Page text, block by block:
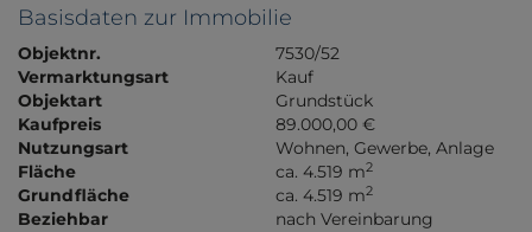
Basisdaten zur Immobilie
Objektnr.
7530/52
Vermarktungsart
Kauf
Objektart
Grundstück
Kaufpreis
89.000,00 €
Nutzungsart
Wohnen Gewerbe Anlage
Fläche
ca. 4.519 m2
Grundfläche ca. 4.519 m2
Beziehbar nach Vereinbarung